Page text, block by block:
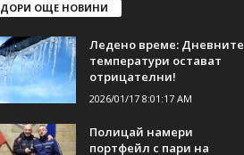
ДОРИ ОЩЕ НОВИНИ
Ледено време: Дневните
температури остават
отрицателни!
2026/01/17 8:01:17 AM
Полицай намери
портфейл с пари на